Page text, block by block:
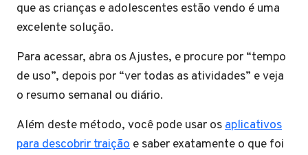
que as crianças e adolescentes estão vendo é uma
excelente solução.
Para acessar, abra os Ajustes, e procure por “tempo
de uso”, depois por “ver todas as atividades” e veja
o resumo semanal ou diário.
Além deste método, você pode usar osaplicativos
para descobrir traição e saber exatamente o que foi